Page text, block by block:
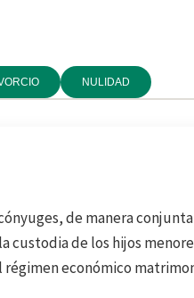
NULIDAD
de manera
de los hijos
económico